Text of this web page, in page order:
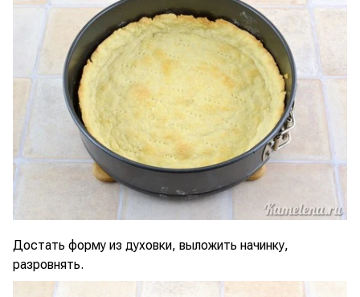
Достать форму из духовки, выложить начинку,
разровнять.